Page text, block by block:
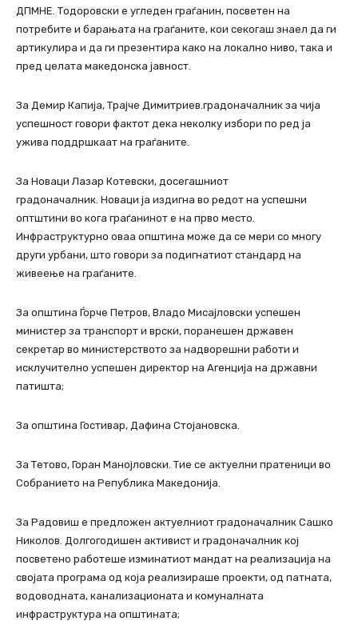
ДПМНЕ. Тодоровски е угледен граѓанин, посветен на
потребите и барањата на граѓаните, кои секогаш знаел да ги
артикулира и да ги презентира како на локално ниво, така и
пред целата македонска јавност.
За Демир Капија, Трајче Димитриев.градоначалник за чија
успешност говори фактот дека неколку избори по ред ја
ужива поддршкаат на граѓаните.
За Новаци Лазар Котевски, досегашниот
градоначалник. Новаци ја издигна во редот на успешни
оптштини во кога граѓанинот е на прво место.
Инфраструктурно оваа општина може да се мери со многу
други урбани, што говори за подигнатиот стандард на
живеење на граѓаните.
За општина Ѓорче Петров, Владо Мисајловски успешен
министер за транспорт и врски, поранешен државен
секретар во министерството за надворешни работи и
исклучително успешен директор на Агенција на државни
патишта;
За општина Гостивар, Дафина Стојановска.
За Тетово, Горан Манојловски. Тие се актуелни пратеници во
Собранието на Република Македонија.
За Радовиш е предложен актуелниот градоначалник Сашко
Николов. Долгогодишен активист и градоначалник кој
посветено работеше изминатиот мандат на реализација на
својата програма од која реализираше проекти, од патната,
водоводната, канализационата и комуналната
инфраструктура на општината;